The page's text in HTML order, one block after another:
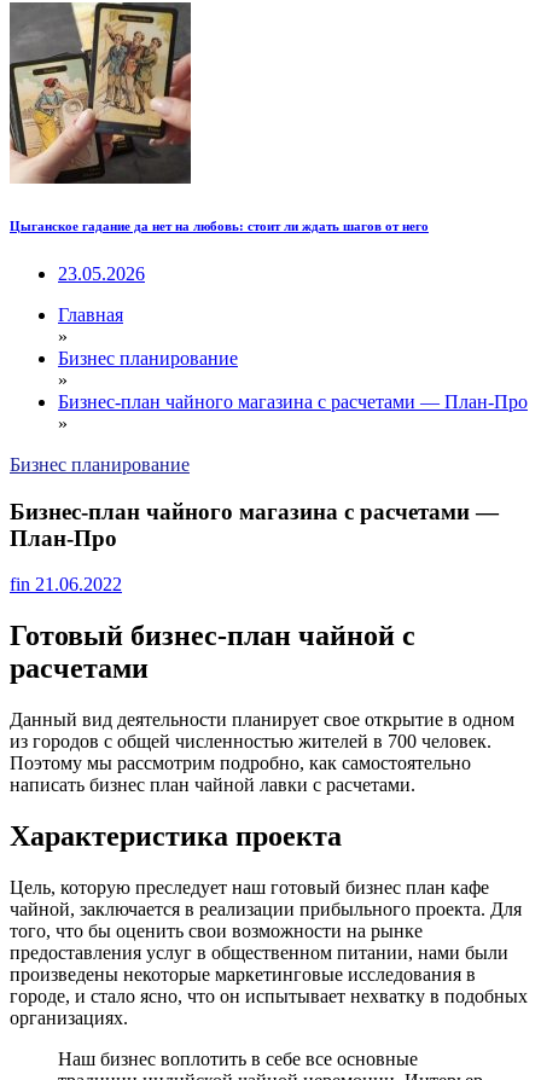
Цыганское гадание да нет на любовь: стоит ли ждать шагов от него
23.05.2026
Главная
»
Бизнес планирование
»
Бизнес-план чайного магазина с расчетами — План-Про
»
Бизнес планирование
Бизнес-план чайного магазина с расчетами —
План-Про
fin 21.06.2022
Готовый бизнес-план чайной с
расчетами
Данный вид деятельности планирует свое открытие в одном
из городов с общей численностью жителей в 700 человек.
Поэтому мы рассмотрим подробно, как самостоятельно
написать бизнес план чайной лавки с расчетами.
Характеристика проекта
Цель, которую преследует наш готовый бизнес план кафе
чайной, заключается в реализации прибыльного проекта. Для
того, что бы оценить свои возможности на рынке
предоставления услуг в общественном питании, нами были
произведены некоторые маркетинговые исследования в
городе, и стало ясно, что он испытывает нехватку в подобных
организациях.
Наш бизнес воплотить в себе все основные